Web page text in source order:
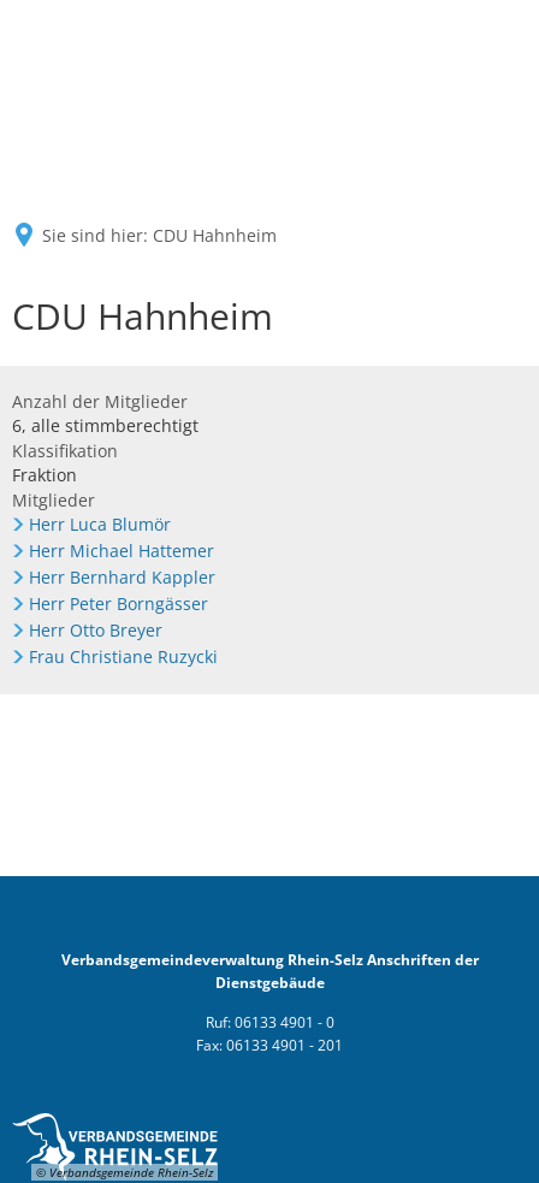
Sie sind hier: CDU Hahnheim
CDU Hahnheim
Anzahl der Mitglieder
6, alle stimmberechtigt
Klassifikation
Fraktion
Mitglieder
Herr Luca Blumör
Herr Michael Hattemer
Herr Bernhard Kappler
Herr Peter Borngässer
Herr Otto Breyer
Frau Christiane Ruzycki
Verbandsgemeindeverwaltung Rhein-Selz Anschriften der
Dienstgebäude
Ruf: 06133 4901 - 0
Fax: 06133 4901 - 201
© Verbandsgemeinde Rhein-Selz